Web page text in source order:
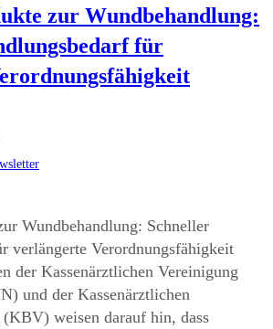
zur Wundbehandlung:
für
Wundbehandlung: Schneller
verlängerte Verordnungsfähigkeit
der Kassenärztlichen Vereinigung
und der Kassenärztlichen
weisen darauf hin, dass